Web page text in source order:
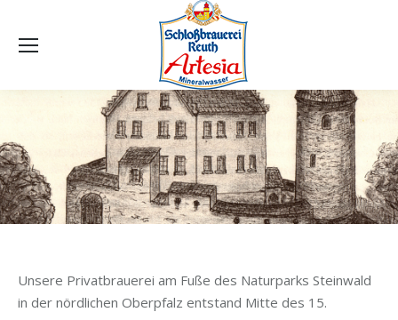
Unsere Privatbrauerei am Fuße des Naturparks Steinwald
in der nördlichen Oberpfalz entstand Mitte des 15.